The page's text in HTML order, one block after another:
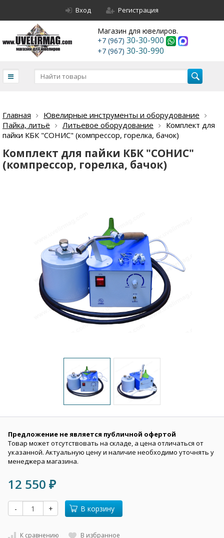
Вход Регистрация
Магазин для ювелиров.
+7 (967) 30-30-900
+7 (967) 30-30-990
Главная
Ювелирные инструменты и оборудование
Пайка, литьё
Литьевое оборудование
Комплект для
пайки КБК "СОНИС" (компрессор, горелка, бачок)
Комплект для пайки КБК "СОНИС"
(компрессор, горелка, бачок)
Предложение не является публичной офертой
Товар может отсутствовать на складе, а цена отличаться от
указанной. Актуальную цену и наличие необходимо уточнять у
менеджера магазина.
12 550 ₽
- + В корзину
К сравнению В избранное